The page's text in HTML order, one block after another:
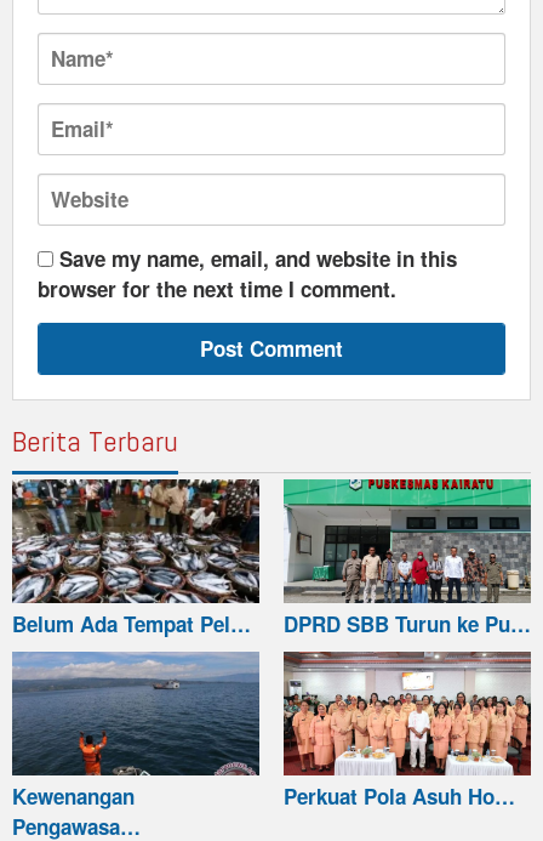
Save my name, email, and website in this
browser for the next time I comment.
Berita Terbaru
Belum Ada Tempat Pel… DPRD SBB Turun ke Pu…
Kewenangan
Pengawasa…
Perkuat Pola Asuh Ho…